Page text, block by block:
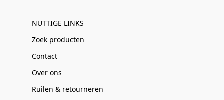
NUTTIGE LINKS
Zoek producten
Contact
Over ons
Ruilen & retourneren